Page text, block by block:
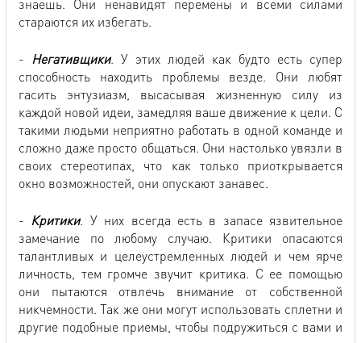
знаешь. Они ненавидят перемены и всеми силами
стараются их избегать.
- Негативщики. У этих людей как будто есть супер
способность находить проблемы везде. Они любят
гасить энтузиазм, высасывая жизненную силу из
каждой новой идеи, замедляя ваше движение к цели. С
такими людьми неприятно работать в одной команде и
сложно даже просто общаться. Они настолько увязли в
своих стереотипах, что как только приоткрывается
окно возможностей, они опускают занавес.
- Критики. У них всегда есть в запасе язвительное
замечание по любому случаю. Критики опасаются
талантливых и целеустремленных людей и чем ярче
личность, тем громче звучит критика. С ее помощью
они пытаются отвлечь внимание от собственной
никчемности. Так же они могут использовать сплетни и
другие подобные приемы, чтобы подружиться с вами и